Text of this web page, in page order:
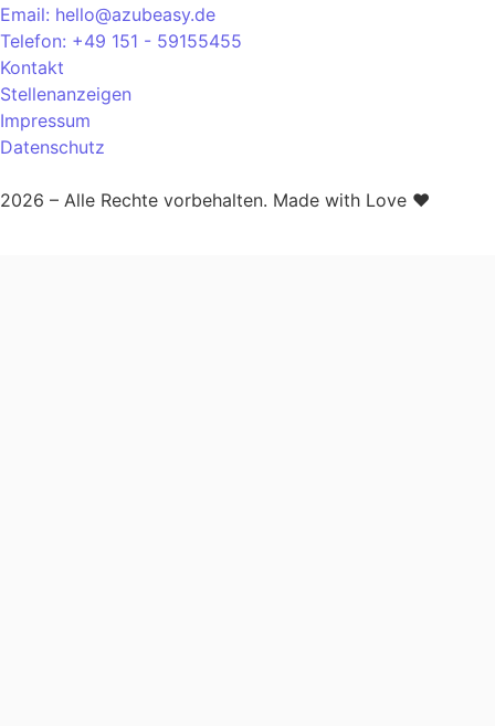
Email: hello@azubeasy.de
Telefon: +49 151 - 59155455
Kontakt
Stellenanzeigen
Impressum
Datenschutz
2026 – Alle Rechte vorbehalten. Made with Love ❤️